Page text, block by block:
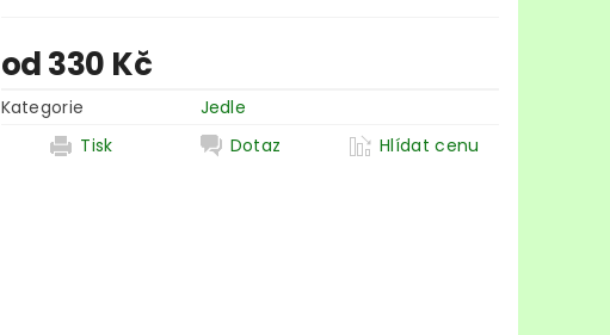
od 330 Kč
Kategorie
Jedle
Tisk
Dotaz Hlídat cenu